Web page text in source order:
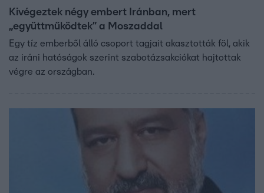
Kivégeztek négy embert Iránban, mert
„együttműködtek” a Moszaddal
Egy tíz emberből álló csoport tagjait akasztották föl, akik
az iráni hatóságok szerint szabotázsakciókat hajtottak
végre az országban.